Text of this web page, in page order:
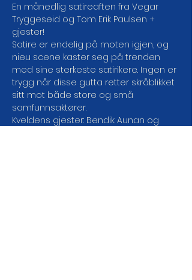
En månedlig satireaften fra Vegar
Tryggeseid og Tom Erik Paulsen +
gjester!
Satire er endelig på moten igjen, og
nieu scene kaster seg på trenden
med sine sterkeste satirikere. Ingen er
trygg når disse gutta retter skråblikket
sitt mot både store og små
samfunnsaktører.
Kveldens gjester: Bendik Aunan og